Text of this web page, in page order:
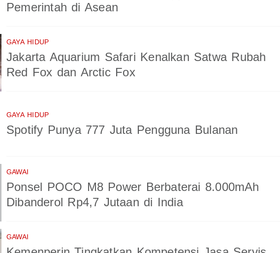
Pemerintah di Asean
GAYA HIDUP
Jakarta Aquarium Safari Kenalkan Satwa Rubah
Red Fox dan Arctic Fox
GAYA HIDUP
Spotify Punya 777 Juta Pengguna Bulanan
GAWAI
Ponsel POCO M8 Power Berbaterai 8.000mAh
Dibanderol Rp4,7 Jutaan di India
GAWAI